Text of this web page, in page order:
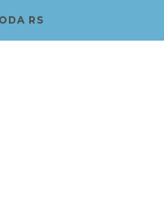
RS